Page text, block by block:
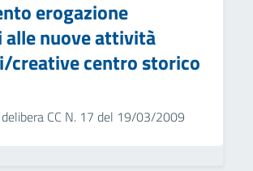
erogazione
nuove attività
creative centro storico
CC N. 17 del 19/03/2009